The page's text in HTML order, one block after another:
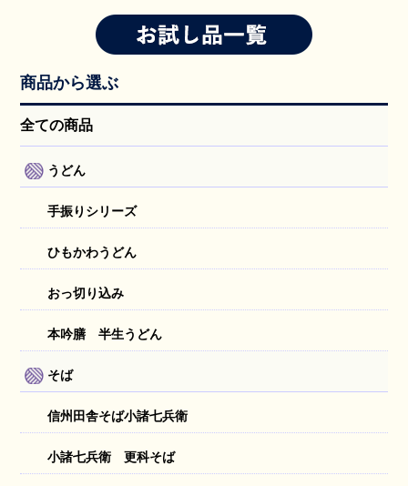
商品から選ぶ
全ての商品
うどん
手振りシリーズ
ひもかわうどん
おっ切り込み
本吟膳 半生うどん
そば
信州田舎そば小諸七兵衛
小諸七兵衛 更科そば